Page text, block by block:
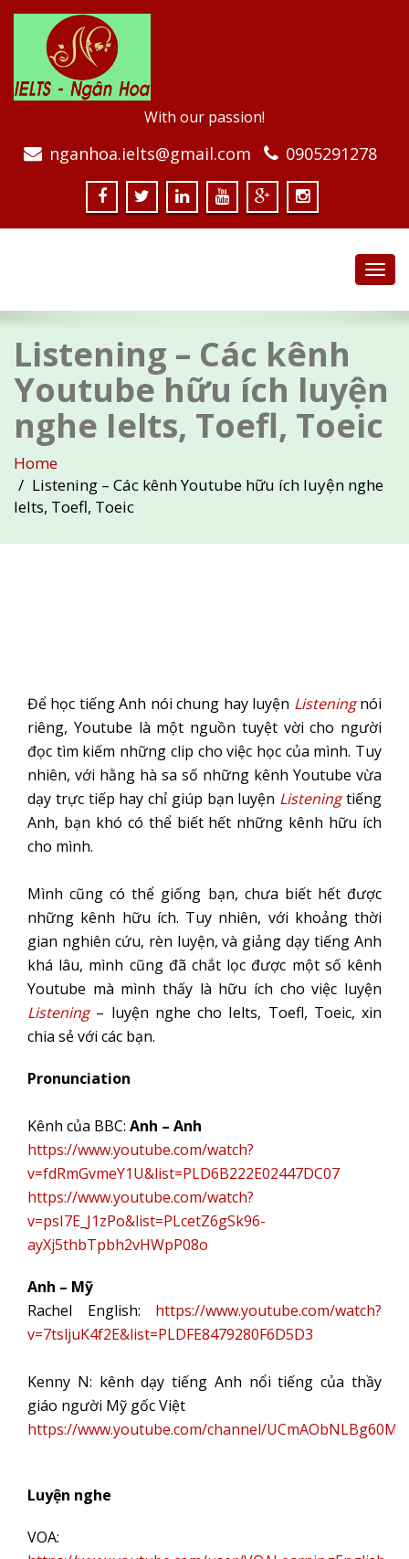
With our passion!
nganhoa.ielts@gmail.com 0905291278
Listening – Các kênh
Youtube hữu ích luyện
nghe Ielts, Toefl, Toeic
Home
Listening – Các kênh Youtube hữu ích luyện nghe
Ielts, Toefl, Toeic
Để học tiếng Anh nói chung hay luyện Listeningnói
riêng, Youtube là một nguồn tuyệt vời cho người
đọc tìm kiếm những clip cho việc học của mình. Tuy
nhiên, với hằng hà sa số những kênh Youtube vừa
dạy trực tiếp hay chỉ giúp bạn luyện Listeningtiếng
Anh, bạn khó có thể biết hết những kênh hữu ích
cho mình.
Mình cũng có thể giống bạn, chưa biết hết được
những kênh hữu ích. Tuy nhiên, với khoảng thời
gian nghiên cứu, rèn luyện, và giảng dạy tiếng Anh
khá lâu, mình cũng đã chắt lọc được một số kênh
Youtube mà mình thấy là hữu ích cho việc luyện
Listening– luyện nghe cho Ielts, Toefl, Toeic, xin
chia sẻ với các bạn.
Pronunciation
Kênh của BBC: Anh – Anh
https://www.youtube.com/watch?
v=fdRmGvmeY1U&list=PLD6B222E02447DC07
https://www.youtube.com/watch?
v=psI7E_J1zPo&list=PLcetZ6gSk96-
ayXj5thbTpbh2vHWpP08o
Anh – Mỹ
Rachel English: https://www.youtube.com/watch?
v=7tsljuK4f2E&list=PLDFE8479280F6D5D3
Kenny N: kênh dạy tiếng Anh nổi tiếng của thầy
giáo người Mỹ gốc Việt
https://www.youtube.com/channel/
Luyện nghe
VOA: